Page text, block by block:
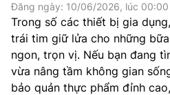
Đăng ngày: 10/06/2026, lúc 00:00
Trong số các thiết bị gia
trái tim giữ lửa cho những
ngon, trọn vị. Nếu bạn đang
vừa nâng tầm không gian
bảo quản thực phẩm đỉnh